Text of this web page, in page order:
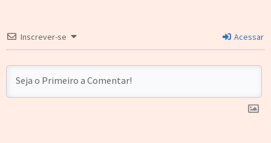
Inscrever-se Acessar